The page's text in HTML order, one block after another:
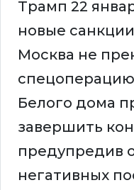
Трамп 22
новые
Москва не
Белого дома
завершить
предупредив
негативных